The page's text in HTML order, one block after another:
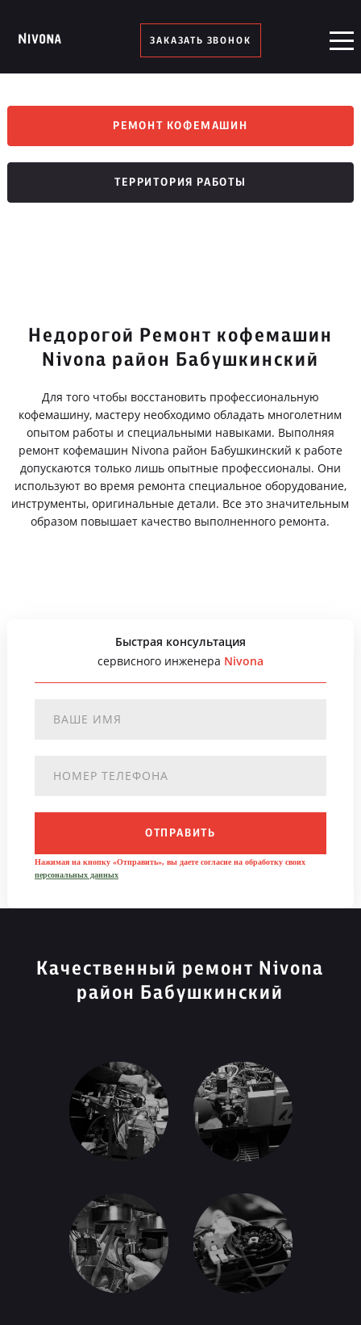
ЗАКАЗАТЬ ЗВОНОК
РЕМОНТ КОФЕМАШИН
ТЕРРИТОРИЯ РАБОТЫ
Недорогой Ремонт кофемашин
Nivona район Бабушкинский
Для того чтобы восстановить профессиональную
кофемашину, мастеру необходимо обладать многолетним
опытом работы и специальными навыками. Выполняя
ремонт кофемашин Nivona район Бабушкинский к работе
допускаются только лишь опытные профессионалы. Они
используют во время ремонта специальное оборудование,
инструменты, оригинальные детали. Все это значительным
образом повышает качество выполненного ремонта.
Быстрая консультация
сервисного инженера Nivona
ОТПРАВИТЬ
Нажимая на кнопку «Отправить», вы даете согласие на обработку своих
персональных данных
Качественный ремонт Nivona
район Бабушкинский